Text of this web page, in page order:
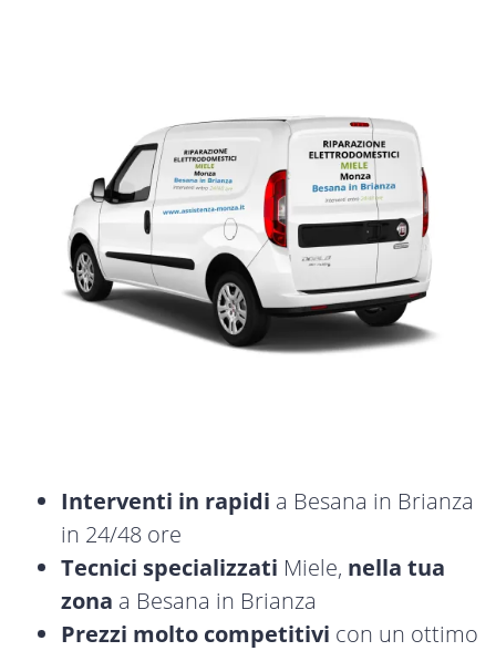
Interventi in rapidi a Besana in Brianza
in 24/48 ore
Tecnici specializzati Miele, nella tua
zona a Besana in Brianza
Prezzi molto competitivi con un ottimo